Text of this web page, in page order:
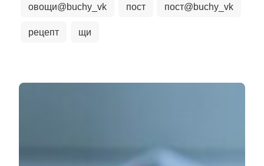
овощи@buchy_vk пост пост@buchy_vk
рецепт щи